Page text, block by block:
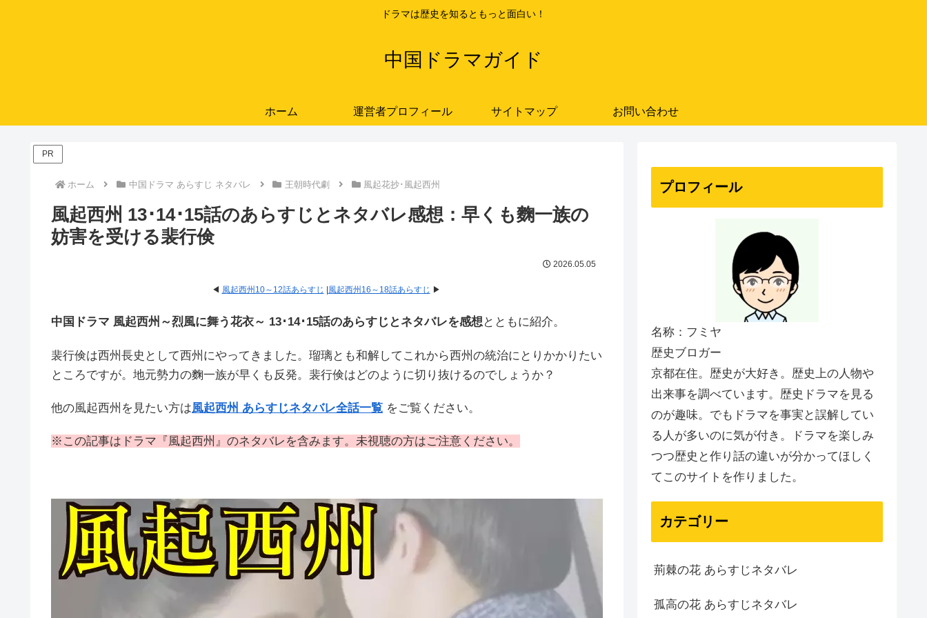
ドラマは歴史を知るともっと面白い！
中国ドラマガイド
ホーム 運営者プロフィール サイトマップ お問い合わせ
PR
ホーム 中国ドラマ あらすじ ネタバレ 王朝時代劇 風起花抄･風起西州
風起西州 13･14･15話のあらすじとネタバレ感想：早くも麴一族の
妨害を受ける裴行倹
2026.05.05
◀ 風起西州10～12話あらすじ |風起西州16～18話あらすじ ▶
中国ドラマ 風起西州～烈風に舞う花衣～ 13･14･15話のあらすじとネタバレを感想とともに紹介。
裴行倹は西州長史として西州にやってきました。瑠璃とも和解してこれから西州の統治にとりかかりたい
ところですが。地元勢力の麴一族が早くも反発。裴行倹はどのように切り抜けるのでしょうか？
他の風起西州を見たい方は風起西州 あらすじネタバレ全話一覧 をご覧ください。
※この記事はドラマ『風起西州』のネタバレを含みます。未視聴の方はご注意ください。
プロフィール
名称：フミヤ
歴史ブロガー
京都在住。歴史が大好き。歴史上の人物や
出来事を調べています。歴史ドラマを見る
のが趣味。でもドラマを事実と誤解してい
る人が多いのに気が付き。ドラマを楽しみ
つつ歴史と作り話の違いが分かってほしく
てこのサイトを作りました。
カテゴリー
荊棘の花 あらすじネタバレ
孤高の花 あらすじネタバレ